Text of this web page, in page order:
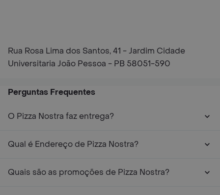
Rua Rosa Lima dos Santos, 41 - Jardim Cidade
Universitaria João Pessoa - PB 58051-590
Perguntas Frequentes
O Pizza Nostra faz entrega?
Qual é Endereço de Pizza Nostra?
Quais são as promoções de Pizza Nostra?